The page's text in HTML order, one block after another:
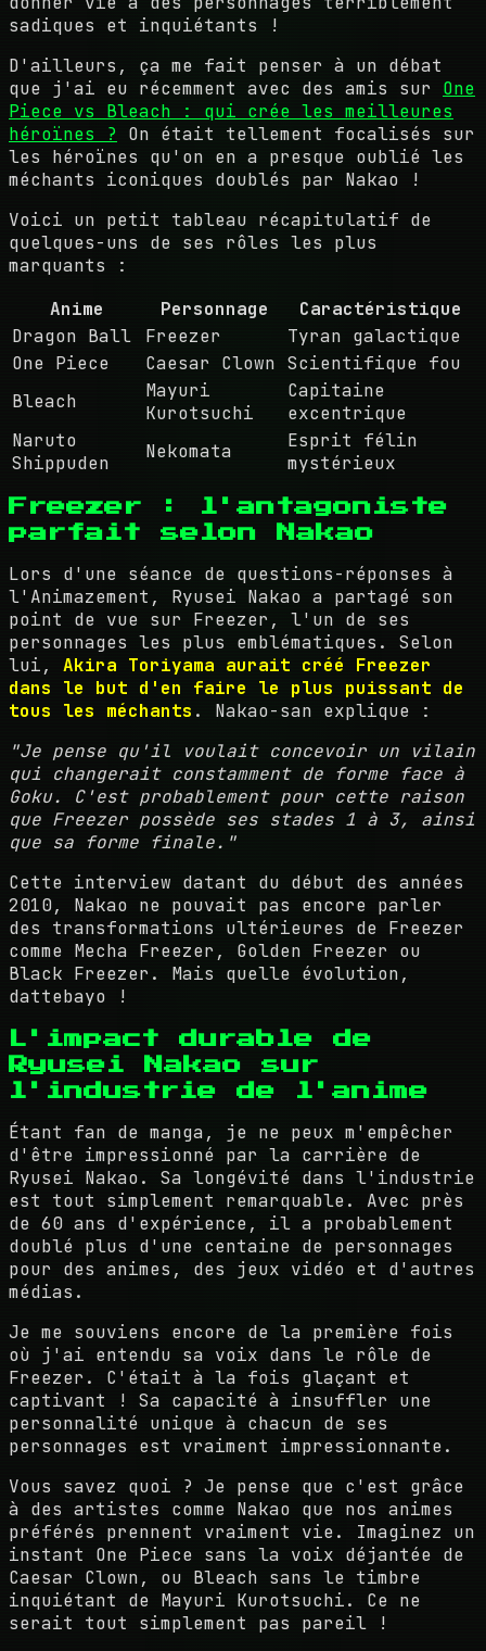
sadiques et inquiétants !
D'ailleurs, ça me fait penser à un débat
que j'ai eu récemment avec des amis sur One
Piece vs Bleach : qui crée les meilleures
héroïnes ? On était tellement focalisés sur
les héroïnes qu'on en a presque oublié les
méchants iconiques doublés par Nakao !
Voici un petit tableau récapitulatif de
quelques-uns de ses rôles les plus
marquants :
Anime
Personnage
Caractéristique
Dragon Ball
Freezer
Tyran galactique
One Piece
Caesar Clown Scientifique fou
Bleach
Mayuri
Kurotsuchi
Capitaine
excentrique
Naruto
Shippuden
Nekomata
Esprit félin
mystérieux
Freezer : l'antagoniste
parfait selon Nakao
Lors d'une séance de questions-réponses à
l'Animazement, Ryusei Nakao a partagé son
point de vue sur Freezer, l'un de ses
personnages les plus emblématiques. Selon
lui, Akira Toriyama aurait créé Freezer
dans le but d'en faire le plus puissant de
tous les méchants . Nakao-san explique :
"Je pense qu'il voulait concevoir un vilain
qui changerait constamment de forme face à
Goku. C'est probablement pour cette raison
que Freezer possède ses stades 1 à 3, ainsi
que sa forme finale."
Cette interview datant du début des années
2010, Nakao ne pouvait pas encore parler
des transformations ultérieures de Freezer
comme Mecha Freezer, Golden Freezer ou
Black Freezer. Mais quelle évolution,
dattebayo !
L'impact durable de
Ryusei Nakao sur
l'industrie de l'anime
Étant fan de manga, je ne peux m'empêcher
d'être impressionné par la carrière de
Ryusei Nakao. Sa longévité dans l'industrie
est tout simplement remarquable. Avec près
de 60 ans d'expérience, il a probablement
doublé plus d'une centaine de personnages
pour des animes, des jeux vidéo et d'autres
médias.
Je me souviens encore de la première fois
où j'ai entendu sa voix dans le rôle de
Freezer. C'était à la fois glaçant et
captivant ! Sa capacité à insuffler une
personnalité unique à chacun de ses
personnages est vraiment impressionnante.
Vous savez quoi ? Je pense que c'est grâce
à des artistes comme Nakao que nos animes
préférés prennent vraiment vie. Imaginez un
instant One Piece sans la voix déjantée de
Caesar Clown, ou Bleach sans le timbre
inquiétant de Mayuri Kurotsuchi. Ce ne
serait tout simplement pas pareil !